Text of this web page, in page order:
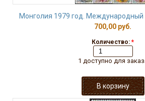
Монголия 1979 год. Международный
700,00 руб.
Количество: *
1 доступно для